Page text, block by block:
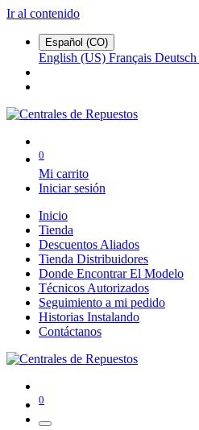
Ir al contenido
Español (CO)
English (US) Français Deutsch
0
Mi carrito
Iniciar sesión
Inicio
Tienda
Descuentos Aliados
Tienda Distribuidores
Donde Encontrar El Modelo
Técnicos Autorizados
Seguimiento a mi pedido
Historias Instalando
Contáctanos
0